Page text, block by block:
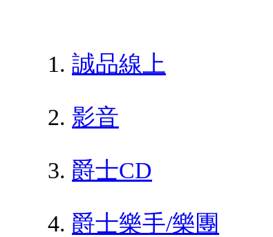
誠品線上
影音
爵士CD
爵士樂手/樂團